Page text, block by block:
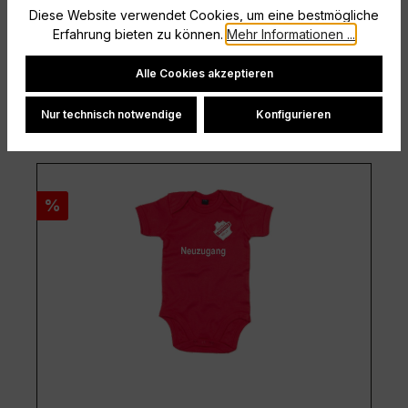
Verkaufspreis:
14,00 € Regulärer Preis:
15,99 € (12.45% zur UVP gespart)
Preise inkl. MwSt. zzgl. Versandkosten
Details
Rabatt
%
Diese Website verwendet Cookies, um eine bestmögliche
Erfahrung bieten zu können. Mehr Informationen ...
Cookie-Einstellungen
Alle Cookies akzeptieren
Nur technisch notwendige Konfigurieren